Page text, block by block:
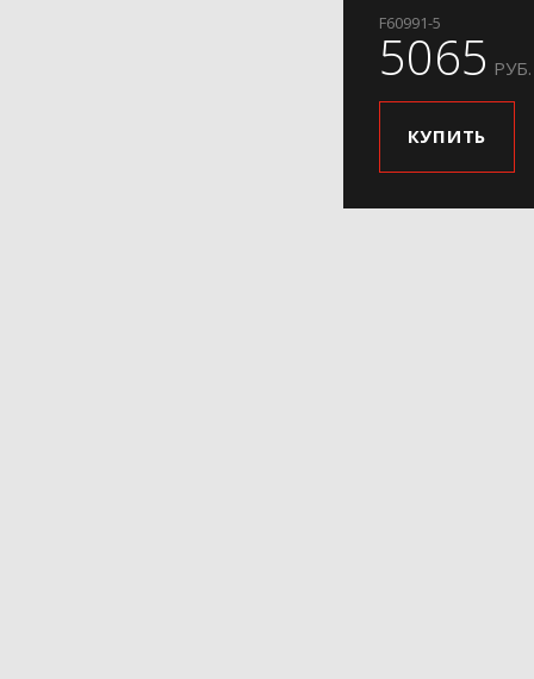
F60991-5
5065 РУБ.
КУПИТЬ